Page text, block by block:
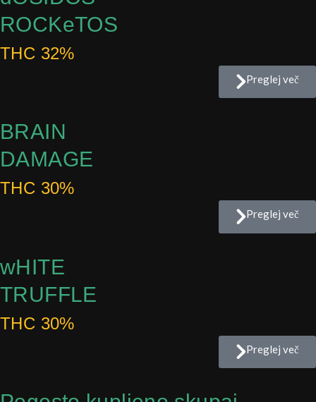
ROCKeTOS
THC 32%
Preglej več
BRAIN
DAMAGE
THC 30%
Preglej več
wHITE
TRUFFLE
THC 30%
Preglej več